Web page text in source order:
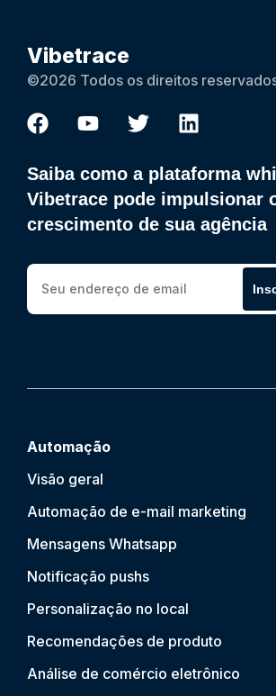
Vibetrace
©2026 Todos os direitos
Saiba como a plataforma
Vibetrace pode impulsionar
crescimento de sua agência
Automação
Visão geral
Automação de e-mail marketing
Mensagens Whatsapp
Notificação pushs
Personalização no local
Recomendações de produto
Análise de comércio eletrônico